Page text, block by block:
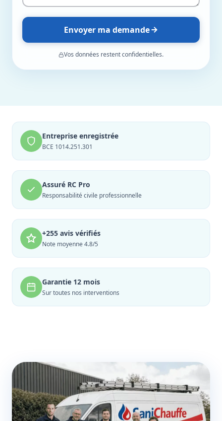
Envoyer ma demande
Vos données restent confidentielles.
Entreprise enregistrée
BCE 1014.251.301
Assuré RC Pro
Responsabilité civile professionnelle
+255 avis vérifiés
Note moyenne 4.8/5
Garantie 12 mois
Sur toutes nos interventions